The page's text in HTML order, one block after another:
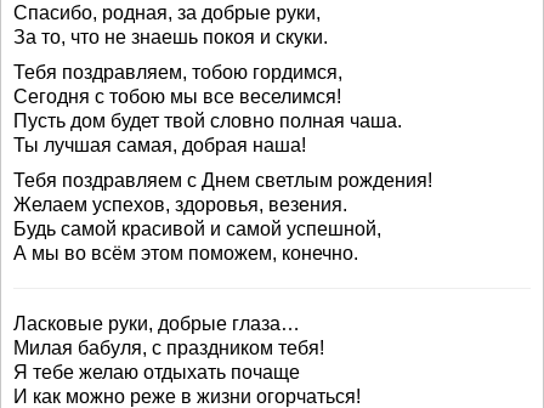
Спасибо, родная, за добрые руки,
За то, что не знаешь покоя и скуки.
Тебя поздравляем, тобою гордимся,
Сегодня с тобою мы все веселимся!
Пусть дом будет твой словно полная чаша.
Ты лучшая самая, добрая наша!
Тебя поздравляем с Днем светлым рождения!
Желаем успехов, здоровья, везения.
Будь самой красивой и самой успешной,
А мы во всём этом поможем, конечно.
Ласковые руки, добрые глаза…
Милая бабуля, с праздником тебя!
Я тебе желаю отдыхать почаще
И как можно реже в жизни огорчаться!